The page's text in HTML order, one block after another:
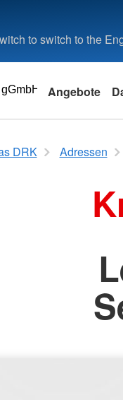
to switch to the
Angebote
DRK Adressen